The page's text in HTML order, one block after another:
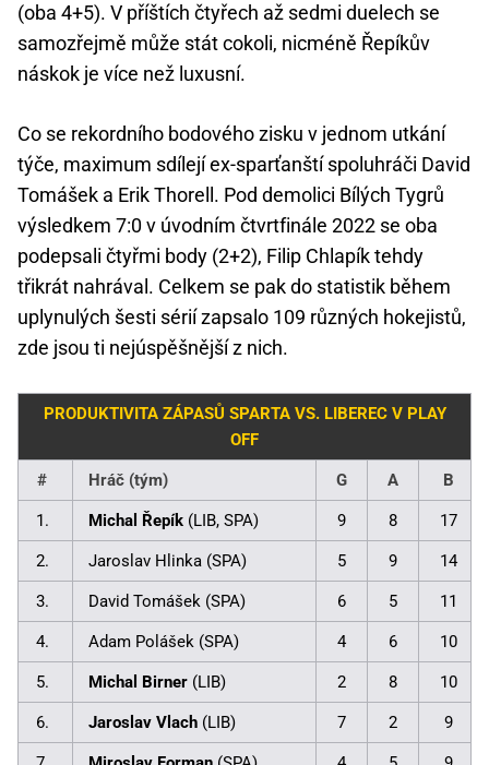
(oba 4+5). V příštích čtyřech až sedmi duelech se
samozřejmě může stát cokoli, nicméně Řepíkův
náskok je více než luxusní.
Co se rekordního bodového zisku v jednom utkání
týče, maximum sdílejí ex-sparťanští spoluhráči David
Tomášek a Erik Thorell. Pod demolici Bílých Tygrů
výsledkem 7:0 v úvodním čtvrtfinále 2022 se oba
podepsali čtyřmi body (2+2), Filip Chlapík tehdy
třikrát nahrával. Celkem se pak do statistik během
uplynulých šesti sérií zapsalo 109 různých hokejistů,
zde jsou ti nejúspěšnější z nich.
PRODUKTIVITA ZÁPASŮ SPARTA VS. LIBEREC V PLAY
OFF
# Hráč (tým) G A B
1. Michal Řepík (LIB, SPA) 9 8 17
2. Jaroslav Hlinka (SPA) 5 9 14
3. David Tomášek (SPA) 6 5 11
4. Adam Polášek (SPA) 4 6 10
5. Michal Birner (LIB) 2 8 10
6. Jaroslav Vlach (LIB) 7 2 9